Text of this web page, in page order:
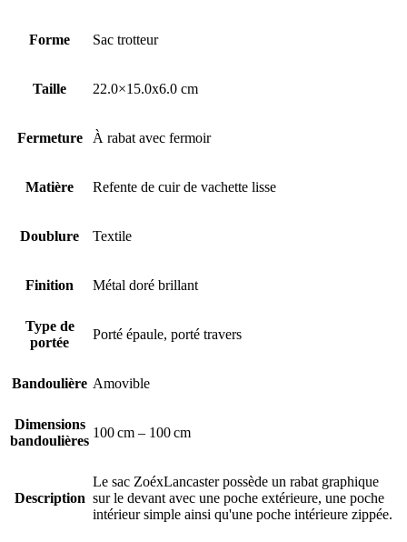
Forme Sac trotteur
Taille 22.0×15.0x6.0 cm
Fermeture À rabat avec fermoir
Matière Refente de cuir de vachette lisse
Doublure Textile
Finition Métal doré brillant
Type de
portée
Porté épaule, porté travers
Bandoulière Amovible
Dimensions
bandoulières
100 cm – 100 cm
Description
Le sac ZoéxLancaster possède un rabat graphique
sur le devant avec une poche extérieure, une poche
intérieur simple ainsi qu'une poche intérieure zippée.